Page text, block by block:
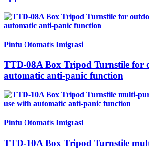
Pintu Otomatis Imigrasi
TTD-08A Box Tripod Turnstile for
automatic anti-panic function
Pintu Otomatis Imigrasi
TTD-10A Box Tripod Turnstile